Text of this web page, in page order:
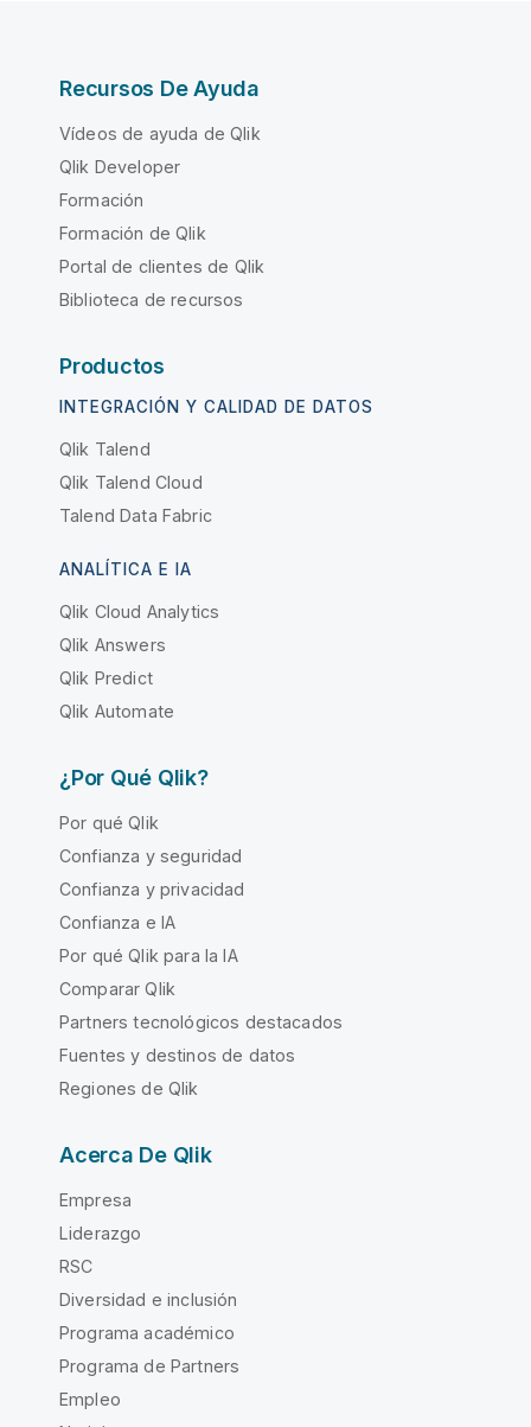
Recursos De Ayuda
Vídeos de ayuda de Qlik
Qlik Developer
Formación
Formación de Qlik
Portal de clientes de Qlik
Biblioteca de recursos
Productos
INTEGRACIÓN Y CALIDAD DE DATOS
Qlik Talend
Qlik Talend Cloud
Talend Data Fabric
ANALÍTICA E IA
Qlik Cloud Analytics
Qlik Answers
Qlik Predict
Qlik Automate
¿Por Qué Qlik?
Por qué Qlik
Confianza y seguridad
Confianza y privacidad
Confianza e IA
Por qué Qlik para la IA
Comparar Qlik
Partners tecnológicos destacados
Fuentes y destinos de datos
Regiones de Qlik
Acerca De Qlik
Empresa
Liderazgo
RSC
Diversidad e inclusión
Programa académico
Programa de Partners
Empleo